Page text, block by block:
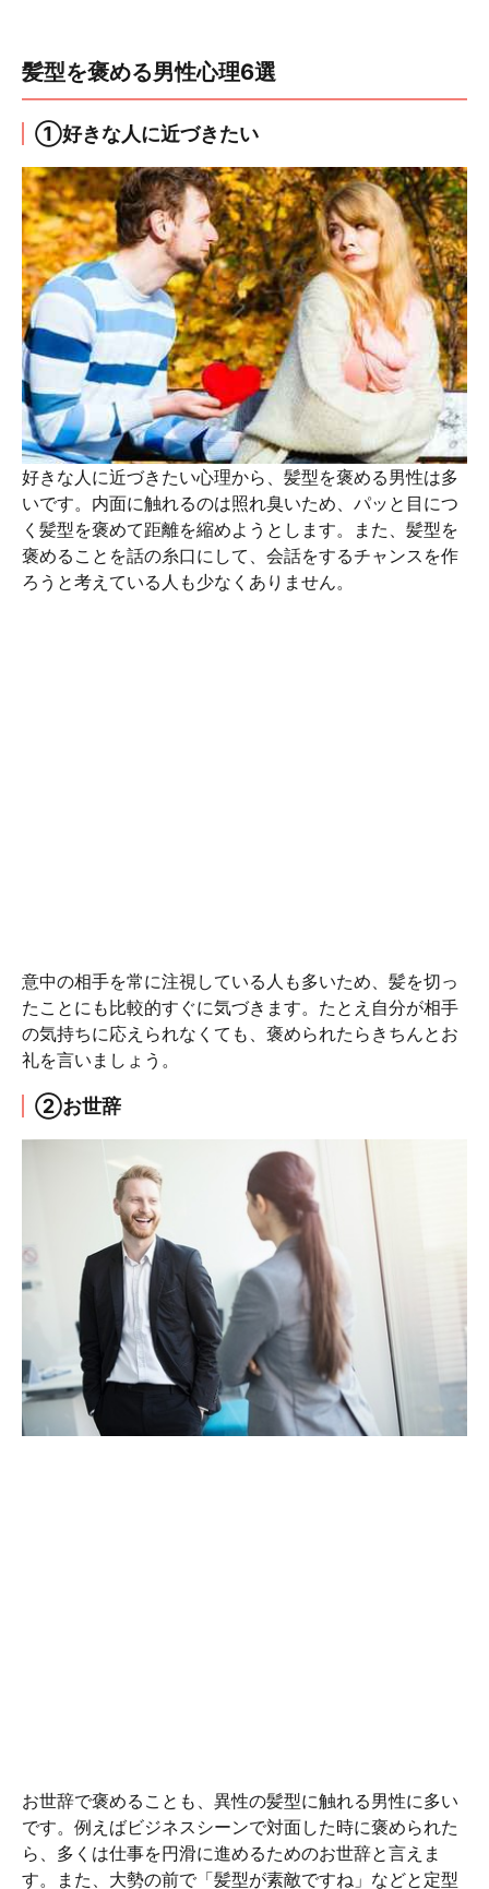
髪型を褒める男性心理6選
①好きな人に近づきたい
好きな人に近づきたい心理から、髪型を褒める男性は多
いです。内面に触れるのは照れ臭いため、パッと目につ
く髪型を褒めて距離を縮めようとします。また、髪型を
褒めることを話の糸口にして、会話をするチャンスを作
ろうと考えている人も少なくありません。
意中の相手を常に注視している人も多いため、髪を切っ
たことにも比較的すぐに気づきます。たとえ自分が相手
の気持ちに応えられなくても、褒められたらきちんとお
礼を言いましょう。
②お世辞
お世辞で褒めることも、異性の髪型に触れる男性に多い
です。例えばビジネスシーンで対面した時に褒められた
ら、多くは仕事を円滑に進めるためのお世辞と言えま
す。また、大勢の前で「髪型が素敵ですね」などと定型